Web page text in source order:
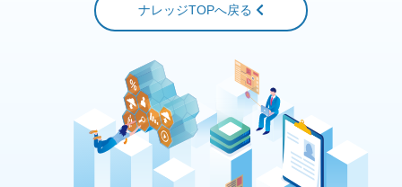
ナレッジTOPへ戻る